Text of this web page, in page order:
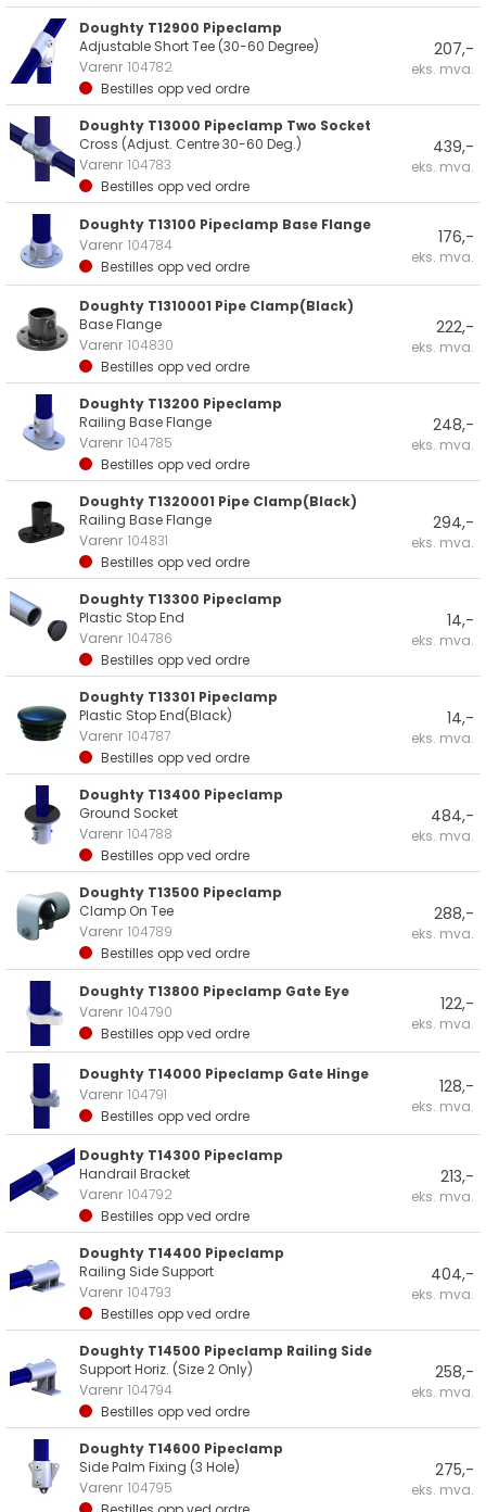
Doughty T12900 Pipeclamp
Adjustable Short Tee (30-60 Degree)
Varenr 104782
Bestilles opp ved ordre
207,-
eks. mva.
Doughty T13000 Pipeclamp Two Socket
Cross (Adjust. Centre 30-60 Deg.)
Varenr 104783
Bestilles opp ved ordre
439,-
eks. mva.
Doughty T13100 Pipeclamp Base Flange
Varenr 104784
Bestilles opp ved ordre
176,-
eks. mva.
Doughty T1310001 Pipe Clamp(Black)
Base Flange
Varenr 104830
Bestilles opp ved ordre
222,-
eks. mva.
Doughty T13200 Pipeclamp
Railing Base Flange
Varenr 104785
Bestilles opp ved ordre
248,-
eks. mva.
Doughty T1320001 Pipe Clamp(Black)
Railing Base Flange
Varenr 104831
Bestilles opp ved ordre
294,-
eks. mva.
Doughty T13300 Pipeclamp
Plastic Stop End
Varenr 104786
Bestilles opp ved ordre
14,-
eks. mva.
Doughty T13301 Pipeclamp
Plastic Stop End(Black)
Varenr 104787
Bestilles opp ved ordre
14,-
eks. mva.
Doughty T13400 Pipeclamp
Ground Socket
Varenr 104788
Bestilles opp ved ordre
484,-
eks. mva.
Doughty T13500 Pipeclamp
Clamp On Tee
Varenr 104789
Bestilles opp ved ordre
288,-
eks. mva.
Doughty T13800 Pipeclamp Gate Eye
Varenr 104790
Bestilles opp ved ordre
122,-
eks. mva.
Doughty T14000 Pipeclamp Gate Hinge
Varenr 104791
Bestilles opp ved ordre
128,-
eks. mva.
Doughty T14300 Pipeclamp
Handrail Bracket
Varenr 104792
Bestilles opp ved ordre
213,-
eks. mva.
Doughty T14400 Pipeclamp
Railing Side Support
Varenr 104793
Bestilles opp ved ordre
404,-
eks. mva.
Doughty T14500 Pipeclamp Railing Side
Support Horiz. (Size 2 Only)
Varenr 104794
Bestilles opp ved ordre
258,-
eks. mva.
Doughty T14600 Pipeclamp
Side Palm Fixing (3 Hole)
Varenr 104795
275,-
eks. mva.